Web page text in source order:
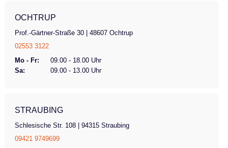
OCHTRUP
Prof.-Gärtner-Straße 30 | 48607 Ochtrup
02553 3122
Mo - Fr:
09.00 - 18.00 Uhr
Sa:
09.00 - 13.00 Uhr
STRAUBING
Schlesische Str. 108 | 94315 Straubing
09421 9749699